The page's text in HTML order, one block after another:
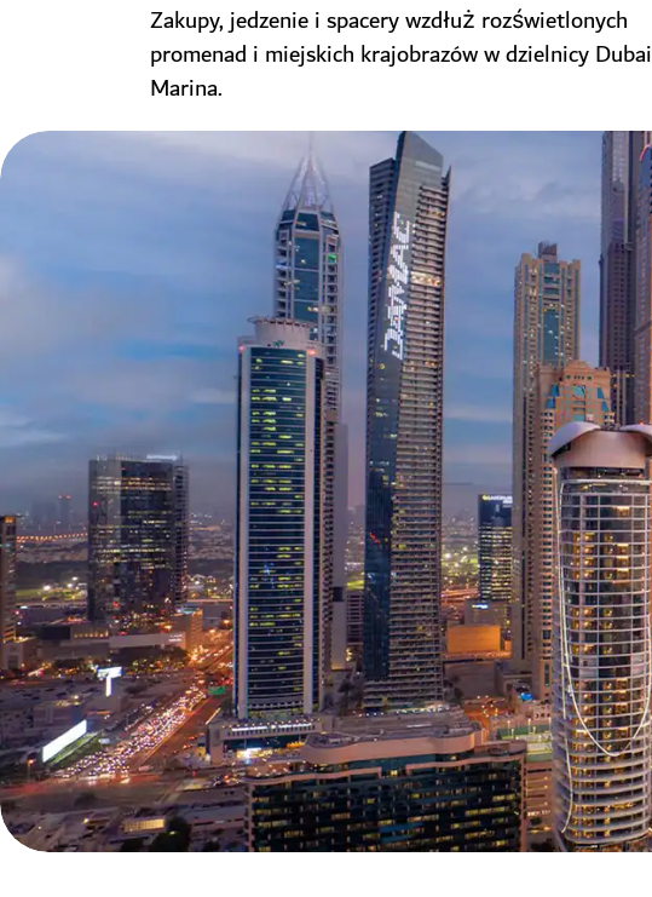
Zakupy, jedzenie i spacery wzdłuż rozświetlonych
promenad i miejskich krajobrazów w dzielnicy Dubai
Marina.